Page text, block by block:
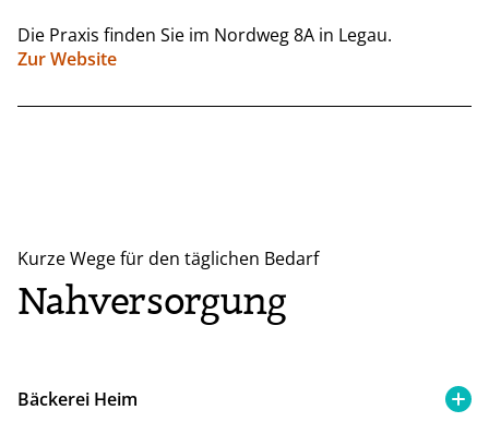
Die Praxis finden Sie im Nordweg 8A in Legau.
Zur Website
Kurze Wege für den täglichen Bedarf
Nahversorgung
Bäckerei Heim